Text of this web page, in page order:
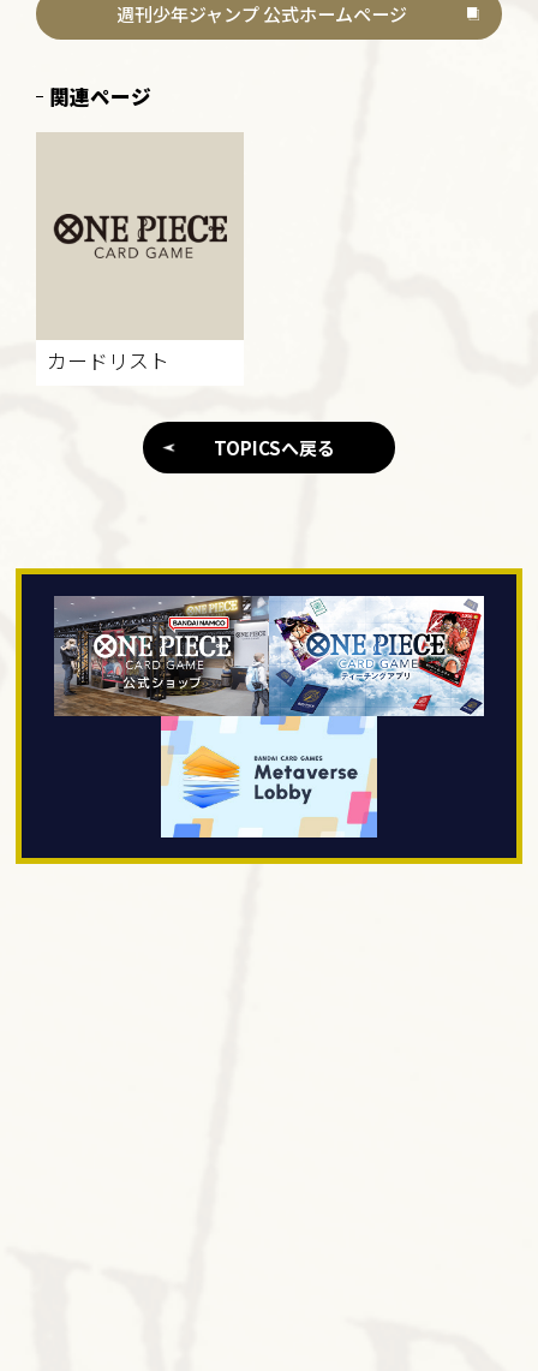
週刊少年ジャンプ 公式ホームページ
関連ページ
カードリスト
TOPICSへ戻る